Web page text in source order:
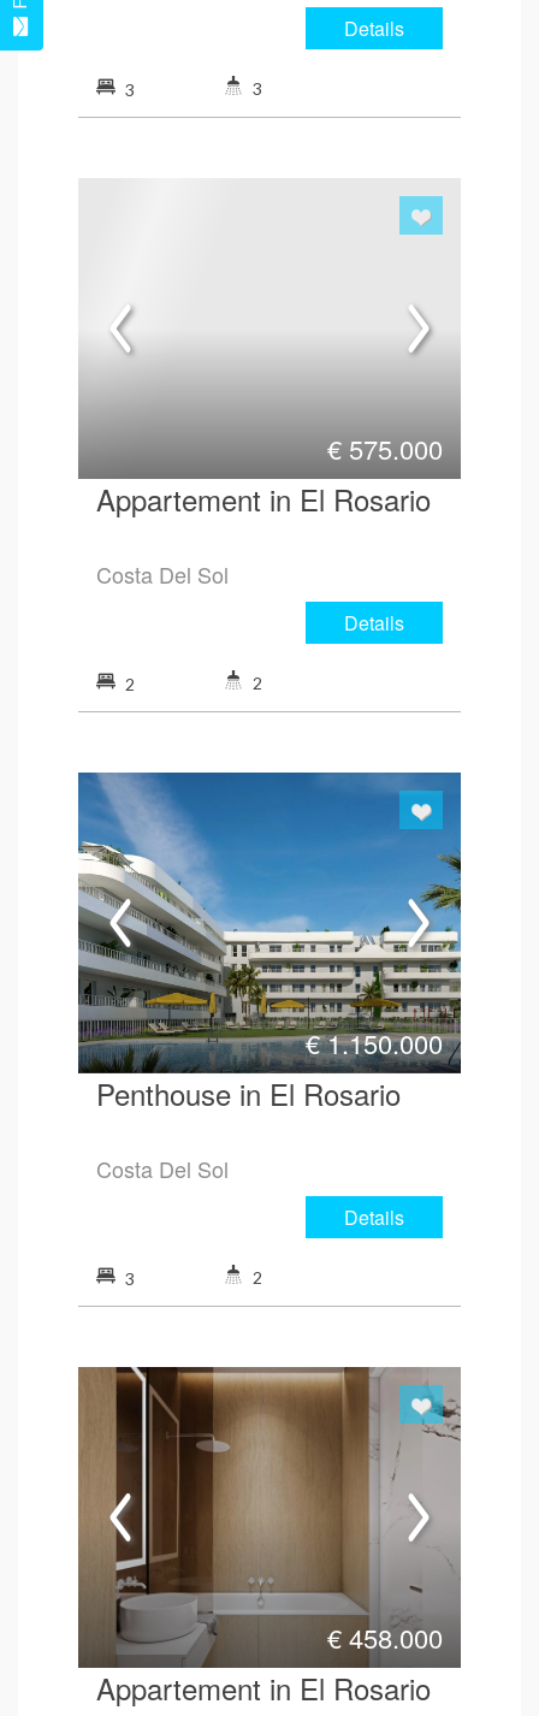
Details
3 3
€ 575.000
Appartement in El Rosario
Costa Del Sol
Details
2 2
€1.150.000
Penthouse in El Rosario
Costa Del Sol
Details
3 2
€458.000
Appartement in El Rosario